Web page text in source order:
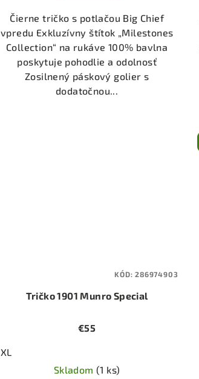
Čierne tričko s potlačou Big Chief
vpredu Exkluzívny štítok „Milestones
Collection“ na rukáve 100% bavlna
poskytuje pohodlie a odolnosť
Zosilnený páskový golier s
dodatočnou...
Tričko 1901 Munro Special
€55
XL
Skladom(1 ks)
KÓD:286974903